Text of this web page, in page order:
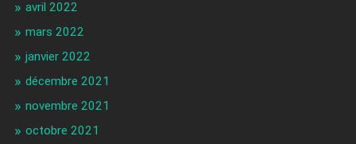
avril 2022
mars 2022
janvier 2022
décembre 2021
novembre 2021
octobre 2021